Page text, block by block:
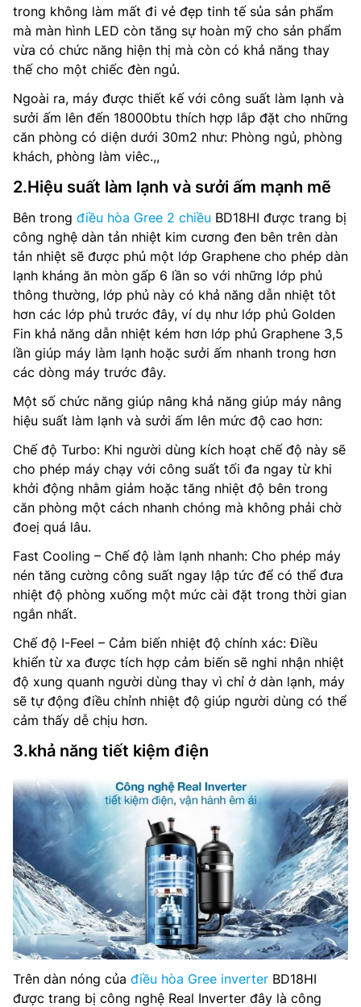
trong không làm mất đi vẻ đẹp tinh tế sủa sản phẩm
mà màn hình LED còn tăng sự hoàn mỹ cho sản phẩm
vừa có chức năng hiện thị mà còn có khả năng thay
thế cho một chiếc đèn ngủ.
Ngoài ra, máy được thiết kế với công suất làm lạnh và
sưởi ấm lên đến 18000btu thích hợp lắp đặt cho những
căn phòng có diện dưới 30m2 như: Phòng ngủ, phòng
khách, phòng làm viêc.,,
2.Hiệu suất làm lạnh và sưởi ấm mạnh mẽ
Bên trong điều hòa Gree 2 chiều BD18HI được trang bị
công nghệ dàn tản nhiệt kim cương đen bên trên dàn
tản nhiệt sẽ được phủ một lớp Graphene cho phép dàn
lạnh kháng ăn mòn gấp 6 lần so với những lớp phủ
thông thường, lớp phủ này có khả năng dẫn nhiệt tôt
hơn các lớp phủ trước đây, ví dụ như lớp phủ Golden
Fin khả năng dẫn nhiệt kém hơn lớp phủ Graphene 3,5
lần giúp máy làm lạnh hoặc sưởi ấm nhanh trong hơn
các dòng máy trước đây.
Một số chức năng giúp nâng khả năng giúp máy nâng
hiệu suất làm lạnh và sưởi ấm lên mức độ cao hơn:
Chế độ Turbo: Khi người dùng kích hoạt chế độ này sẽ
cho phép máy chạy với công suất tối đa ngay từ khi
khởi động nhằm giảm hoặc tăng nhiệt độ bên trong
căn phòng một cách nhanh chóng mà không phải chờ
đoeị quá lâu.
Fast Cooling – Chế độ làm lạnh nhanh: Cho phép máy
nén tăng cường công suất ngay lập tức để có thể đưa
nhiệt độ phòng xuống một mức cài đặt trong thời gian
ngắn nhất.
Chế độ I-Feel – Cảm biến nhiệt độ chính xác: Điều
khiển từ xa được tích hợp cảm biến sẽ nghi nhận nhiệt
độ xung quanh người dùng thay vì chỉ ở dàn lạnh, máy
sẽ tự động điều chỉnh nhiệt độ giúp người dùng có thể
cảm thấy dễ chịu hơn.
3.khả năng tiết kiệm điện
Trên dàn nóng của điều hòa Gree inverter BD18HI
được trang bị công nghệ Real Inverter đây là công